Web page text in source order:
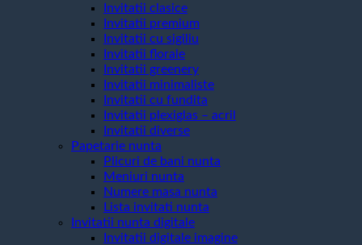
Invitatii clasice
Invitatii premium
Invitatii cu sigiliu
Invitatii florale
Invitatii greenery
Invitatii minimaliste
Invitatii cu fundita
Invitatii plexiglas – acril
Invitatii diverse
Papetarie nunta
Plicuri de bani nunta
Meniuri nunta
Numere masa nunta
Lista invitati nunta
Invitatii nunta digitale
Invitatii digitale imagine